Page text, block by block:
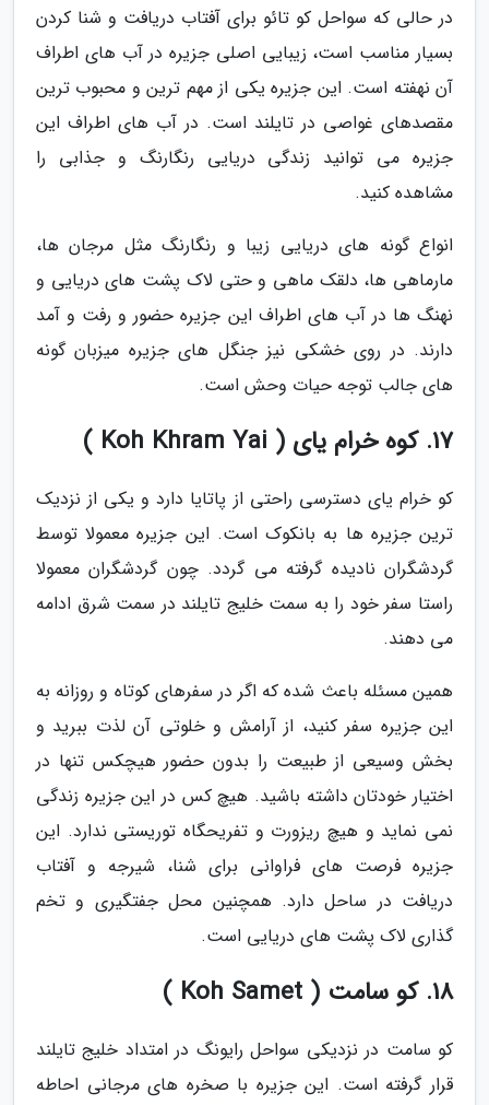
در حالی که سواحل کو تائو برای آفتاب دریافت و شنا کردن
بسیار مناسب است، زیبایی اصلی جزیره در آب های اطراف
آن نهفته است. این جزیره یکی از مهم ترین و محبوب ترین
مقصدهای غواصی در تایلند است. در آب های اطراف این
جزیره می توانید زندگی دریایی رنگارنگ و جذابی را
مشاهده کنید.
انواع گونه های دریایی زیبا و رنگارنگ مثل مرجان ها،
مارماهی ها، دلقک ماهی و حتی لاک پشت های دریایی و
نهنگ ها در آب های اطراف این جزیره حضور و رفت و آمد
دارند. در روی خشکی نیز جنگل های جزیره میزبان گونه
های جالب توجه حیات وحش است.
17. کوه خرام یای ( Koh Khram Yai )
کو خرام یای دسترسی راحتی از پاتایا دارد و یکی از نزدیک
ترین جزیره ها به بانکوک است. این جزیره معمولا توسط
گردشگران نادیده گرفته می گردد. چون گردشگران معمولا
راستا سفر خود را به سمت خلیج تایلند در سمت شرق ادامه
می دهند.
همین مسئله باعث شده که اگر در سفرهای کوتاه و روزانه به
این جزیره سفر کنید، از آرامش و خلوتی آن لذت ببرید و
بخش وسیعی از طبیعت را بدون حضور هیچکس تنها در
اختیار خودتان داشته باشید. هیچ کس در این جزیره زندگی
نمی نماید و هیچ ریزورت و تفریحگاه توریستی ندارد. این
جزیره فرصت های فراوانی برای شنا، شیرجه و آفتاب
دریافت در ساحل دارد. همچنین محل جفتگیری و تخم
گذاری لاک پشت های دریایی است.
18. کو سامت ( Koh Samet )
کو سامت در نزدیکی سواحل رایونگ در امتداد خلیج تایلند
قرار گرفته است. این جزیره با صخره های مرجانی احاطه